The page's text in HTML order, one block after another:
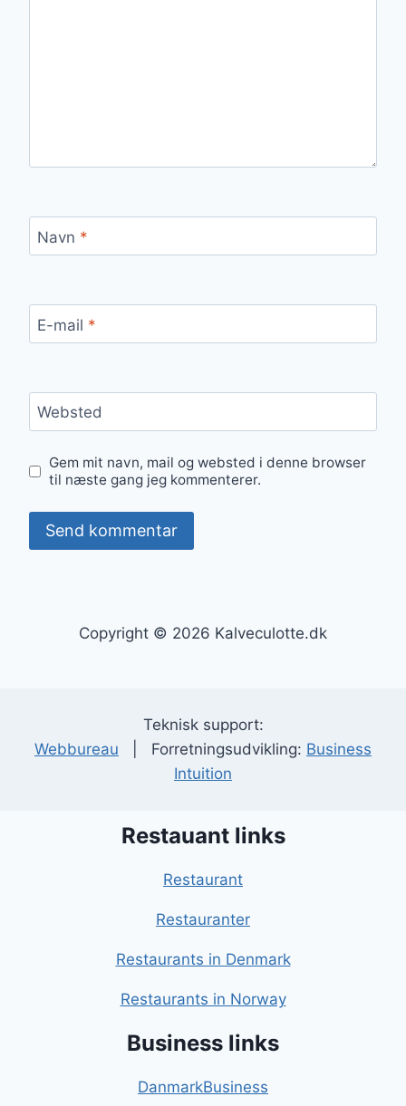
Navn *
E-mail *
Websted
Gem mit navn, mail og websted i denne browser
til næste gang jeg kommenterer.
Copyright © 2026 Kalveculotte.dk
Teknisk support:
Webbureau | Forretningsudvikling: Business
Intuition
Restauant links
Restaurant
Restauranter
Restaurants in Denmark
Restaurants in Norway
Business links
DanmarkBusiness